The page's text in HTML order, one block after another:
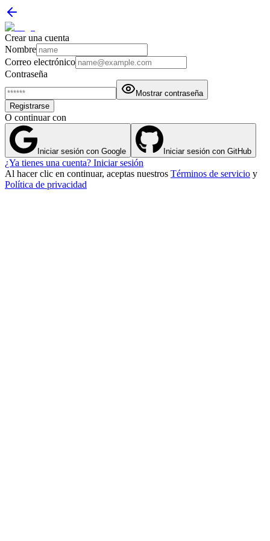
Crear una cuenta
Nombre
Correo electrónico
Contraseña
Mostrar contraseña
Registrarse
O continuar con
Iniciar sesión con Google Iniciar sesión con GitHub
¿Ya tienes una cuenta? Iniciar sesión
Al hacer clic en continuar, aceptas nuestros Términos de servicio y
Política de privacidad